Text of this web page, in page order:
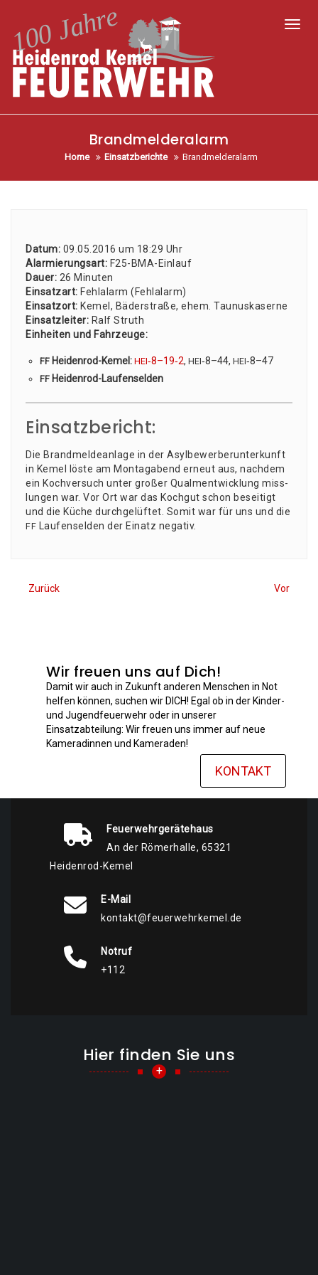
Brandmelderalarm
Home Einsatzberichte Brandmelderalarm
Datum: 09.05.2016 um 18:29 Uhr
Alar­mie­rungs­art: F25-BMA-Ein­lauf
Dau­er: 26 Minu­ten
Ein­satz­art: Fehl­alarm (Fehl­alarm)
Ein­satz­ort: Kemel, Bäder­stra­ße, ehem. Tau­nus­ka­ser­ne
Ein­satz­lei­ter: Ralf Struth
Ein­hei­ten und Fahr­zeu­ge:
FF Hei­den­rod-Kemel: HEI‑8–19‑2, HEI‑8–44, HEI‑8–47
FF Hei­den­rod-Lau­fen­sel­den
Einsatzbericht:
Die Brand­mel­de­an­la­ge in der Asyl­be­wer­ber­un­ter­kunft
in Kemel lös­te am Mon­tag­abend erneut aus, nach­dem
ein Koch­ver­such unter gro­ßer Qual­m­ent­wick­lung miss­
lun­gen war. Vor Ort war das Koch­gut schon besei­tigt
und die Küche durch­ge­lüf­tet. Somit war für uns und die
FF Lau­fen­sel­den der Ein­atz negativ.
Zurück Vor
Wir freuen uns auf Dich!
Damit wir auch in Zukunft anderen Menschen in Not
helfen können, suchen wir DICH! Egal ob in der Kinder-
und Jugendfeuerwehr oder in unserer
Einsatzabteilung: Wir freuen uns immer auf neue
Kameradinnen und Kameraden!
KONTAKT
Feuerwehrgerätehaus
An der Römerhalle, 65321
Heidenrod-Kemel
E-Mail
kontakt@feuerwehrkemel.de
Notruf
+112
Hier finden Sie uns
+